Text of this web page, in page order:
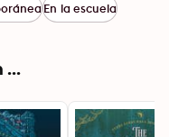
En la escuela
...